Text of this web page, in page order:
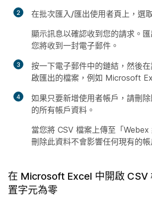
2 在批次匯入/匯出使用者頁上，選
顯示訊息以確認收到您的請求。匯
您將收到一封電子郵件。
3
按一下電子郵件中的鏈結，然後
啟匯出的檔案，例如 Microsoft
4
如果只要新增使用者帳戶，請刪
的所有帳戶資料。
當您將 CSV 檔案上傳至「Webex
刪除此資料不會影響任何現有的帳
在 Microsoft Excel 中開啟 CSV
置字元為零